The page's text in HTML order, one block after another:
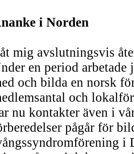
i Norden
mig avslutningsvis
en period
och bilda en norsk
och
nu kontakter även i
pågår för
i